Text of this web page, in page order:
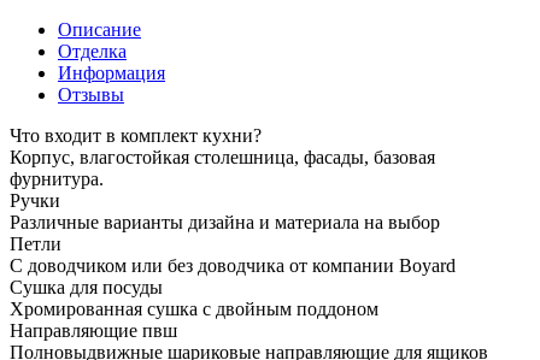
Описание
Отделка
Информация
Отзывы
Что входит в комплект кухни?
Корпус, влагостойкая столешница, фасады, базовая
фурнитура.
Ручки
Различные варианты дизайна и материала на выбор
Петли
С доводчиком или без доводчика от компании Boyard
Сушка для посуды
Хромированная сушка с двойным поддоном
Направляющие пвш
Полновыдвижные шариковые направляющие для ящиков